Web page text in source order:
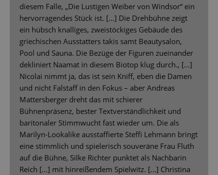
diesem Falle, „Die Lustigen Weiber von Windsor“ ein
hervorragendes Stück ist. […] Die Drehbühne zeigt
ein hübsch knalliges, zweistöckiges Gebäude des
griechischen Ausstatters takis samt Beautysalon,
Pool und Sauna. Die Bezüge der Figuren zueinander
dekliniert Naamat in diesem Biotop klug durch., […]
Nicolai nimmt ja, das ist sein Kniff, eben die Damen
und nicht Falstaff in den Fokus – aber Andreas
Mattersberger dreht das mit schierer
Bühnenpräsenz, bester Textverständlichkeit und
baritonaler Stimmwucht fast wieder um. Die als
Marilyn-Lookalike ausstaffierte Steffi Lehmann bringt
eine stimmlich und spielerisch souveräne Frau Fluth
auf die Bühne, Silke Richter punktet als Nachbarin
Reich […] mit hinreißendem Spielwitz. [...] Christina